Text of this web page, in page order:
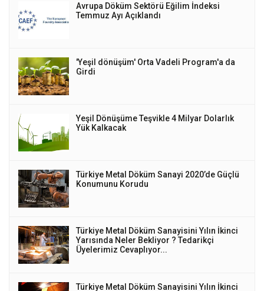
Avrupa Döküm Sektörü Eğilim İndeksi
Temmuz Ayı Açıklandı
'Yeşil dönüşüm' Orta Vadeli Program'a da
Girdi
Yeşil Dönüşüme Teşvikle 4 Milyar Dolarlık
Yük Kalkacak
Türkiye Metal Döküm Sanayi 2020’de Güçlü
Konumunu Korudu
Türkiye Metal Döküm Sanayisini Yılın İkinci
Yarısında Neler Bekliyor ? Tedarikçi
Üyelerimiz Cevaplıyor...
Türkiye Metal Döküm Sanayisini Yılın İkinci